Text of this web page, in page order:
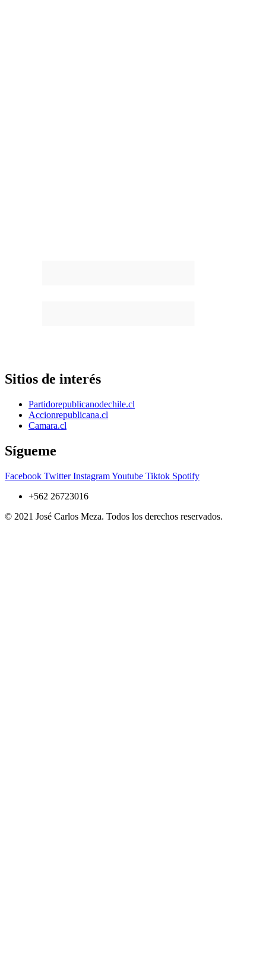
Sitios de interés
Partidorepublicanodechile.cl
Accionrepublicana.cl
Camara.cl
Sígueme
Facebook Twitter InstagramYoutube Tiktok Spotify
+562 26723016
© 2021 José Carlos Meza. Todos los derechos reservados.